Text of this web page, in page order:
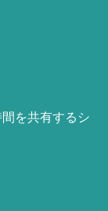
を共有するシ